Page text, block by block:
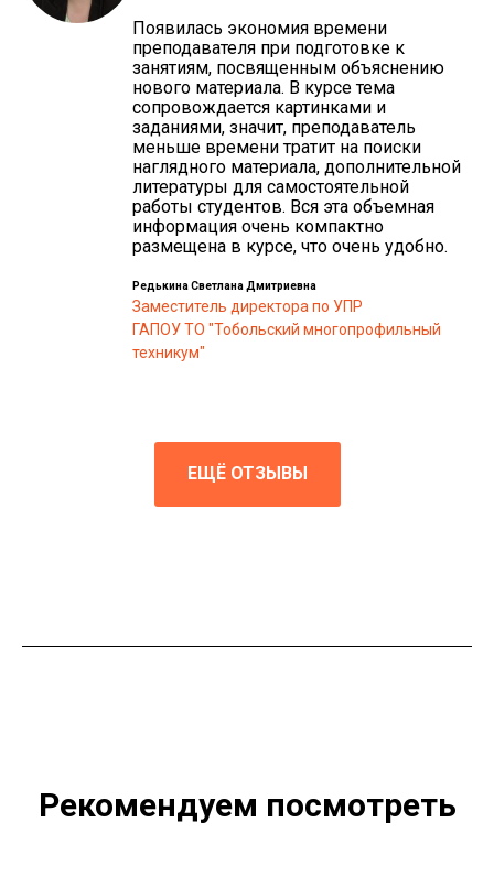
Появилась экономия времени
преподавателя при подготовке к
занятиям, посвященным объяснению
нового материала. В курсе тема
сопровождается картинками и
заданиями, значит, преподаватель
меньше времени тратит на поиски
наглядного материала, дополнительной
литературы для самостоятельной
работы студентов. Вся эта объемная
информация очень компактно
размещена в курсе, что очень удобно.
Редькина Светлана Дмитриевна
Заместитель директора по УПР
ГАПОУ ТО "Тобольский многопрофильный
техникум"
ЕЩЁ ОТЗЫВЫ
Рекомендуем посмотреть